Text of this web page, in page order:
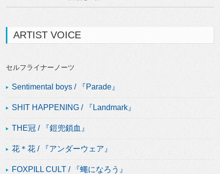
ARTIST VOICE
セルフライナーノーツ
Sentimental boys / 『Parade』
SHIT HAPPENING / 『Landmark』
THE冠 / 『鎧兜鎖血』
花＊花 / 『アンダーウェア』
FOXPILL CULT / 『蠅になろう』